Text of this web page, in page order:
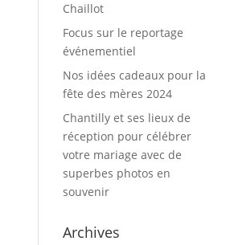
Chaillot
Focus sur le reportage
événementiel
Nos idées cadeaux pour la
fête des mères 2024
Chantilly et ses lieux de
réception pour célébrer
votre mariage avec de
superbes photos en
souvenir
Archives